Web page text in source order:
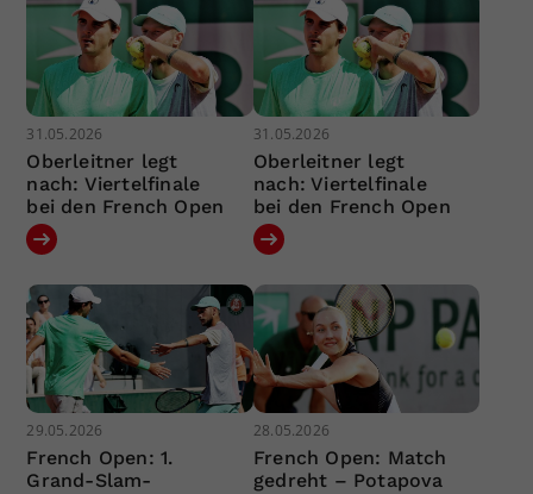
31.05.2026
Oberleitner legt
nach: Viertelfinale
bei den French Open
31.05.2026
Oberleitner legt
nach: Viertelfinale
bei den French Open
29.05.2026
French Open: 1.
Grand-Slam-
28.05.2026
French Open: Match
gedreht – Potapova